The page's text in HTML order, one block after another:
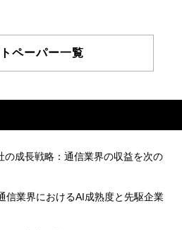
ペーパー一覧
の成長戦略：通信業界の収益を次の
信業界におけるAI成熟度と先駆企業